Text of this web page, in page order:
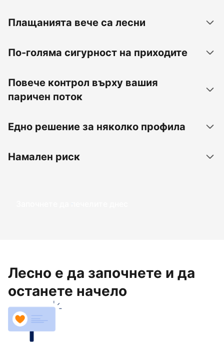
Плащанията вече са лесни
По-голяма сигурност на приходите
Повече контрол върху вашия
паричен поток
Едно решение за няколко профила
Намален риск
Започнете да печелите днес
Лесно е да започнете и да
останете начело